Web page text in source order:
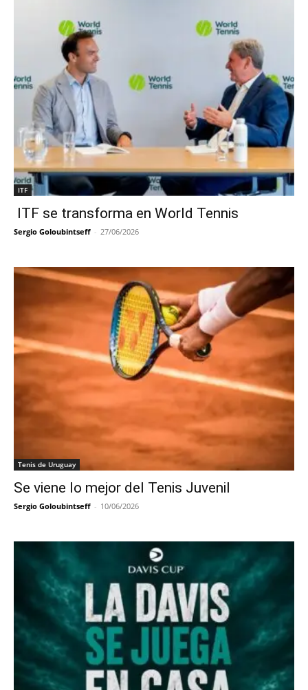
ITF
ITF se transforma en World Tennis
Sergio Goloubintseff - 27/06/2026
Tenis de Uruguay
Se viene lo mejor del Tenis Juvenil
Sergio Goloubintseff - 10/06/2026